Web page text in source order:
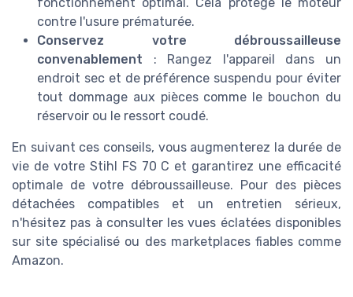
contre l'usure prématurée.
Conservez votre débroussailleuse
convenablement : Rangez l'appareil dans un
endroit sec et de préférence suspendu pour éviter
tout dommage aux pièces comme le bouchon du
réservoir ou le ressort coudé.
En suivant ces conseils, vous augmenterez la durée de
vie de votre Stihl FS 70 C et garantirez une efficacité
optimale de votre débroussailleuse. Pour des pièces
détachées compatibles et un entretien sérieux,
n'hésitez pas à consulter les vues éclatées disponibles
sur site spécialisé ou des marketplaces fiables comme
Amazon.